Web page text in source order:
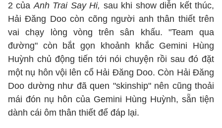
2 củaAnh Trai Say Hi, sau khi show diễn kết thúc,
Hải Đăng Doo còn cõng người anh thân thiết trên
vai chạy lòng vòng trên sân khấu. "Team qua
đường" còn bắt gọn khoảnh khắc Gemini Hùng
Huỳnh chủ động tiến tới nói chuyện rồi sau đó đặt
một nụ hôn vội lên cổ Hải Đăng Doo. Còn Hải Đăng
Doo dường như đã quen "skinship" nên cũng thoải
mái đón nụ hôn của Gemini Hùng Huỳnh, sẵn tiện
dành cái ôm thân thiết để đáp lại.